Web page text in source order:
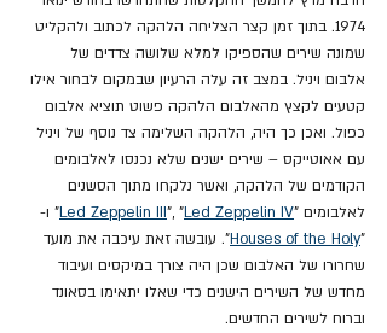
1974. בתוך זמן קצר הצליחה הלהקה לכתוב ולהקליט
שמונה שירים שהספיקו למלא שלושה צדדים של
אלבום ויניל. במצב זה עלה הרעיון שבמקום לבחור אילו
קטעים לקצץ מהאלבום הלהקה פשוט תוציא אלבום
כפול. ואכן כך היה, הלהקה השלימה צד נוסף של ויניל
עם אאוטייקס – שירים ישנים שלא נכנסו לאלבומים
הקודמים של הלהקה, ואשר נלקחו מתוך הסשנים
לאלבומים "
Led Zeppelin III", "Led Zeppelin IV
" ו-
"
Houses of the Holy". עובשה זאת עיכבה את מועד
שחרורו של האלבום שכן היה צורך במיקסים ועיבוד
מחדש של השירים הישנים כדי שאלו יתאימו בסאונד
וברוח לשירים החדשים.